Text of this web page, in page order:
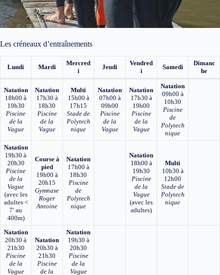
Les créneaux d’entraînements
Lundi Mardi
Mercred
i
Jeudi
Vendred
i
Samedi
Dimanc
he
Natation
18h00 à
19h30
Piscine
de la
Vague
Natation
17h30 à
18h30
Piscine
de la
Vague
Multi
15h00 à
17h15
Stade de
Polytech
nique
Natation
07h00 à
09h00
Piscine
de la
Vague
Natation
17h30 à
19h00
Piscine
de la
Vague
Natation
09h00 à
10h30
Piscine
de
Polytech
nique
Natation
19h30 à
20h30
Piscine
de la
Vague
(avec les
adultes <
7′ au
400m)
Course à
pied
19h00 à
20h15
Gymnase
Roger
Antoine
Natation
17h00 à
18h30
Piscine
de
Polytech
nique
Natation
18h00 à
19h30
Piscine
de la
Vague
(avec les
adultes)
Multi
10h30 à
12h00
Stade de
Polytech
nique
Natation
20h30 à
21h30
Piscine
de la
Vague
Natation
20h30 à
21h30
Piscine
de la
Natation
19h30 à
20h30
Piscine
de la
Vague